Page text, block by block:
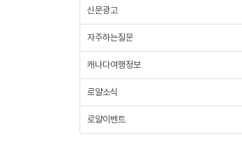
신문광고
자주하는질문
캐나다여행정보
로얄소식
로얄이벤트